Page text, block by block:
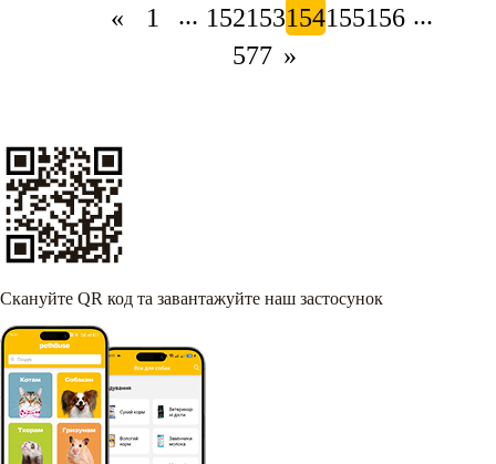
« 1 ... 152153154155156 ...
577 »
Скануйте QR код та завантажуйте наш застосунок